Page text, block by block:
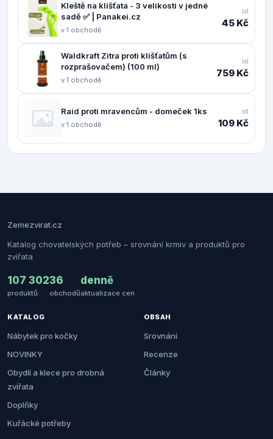
Kleště na klíšťata - 3 velikosti v jedné
sadě ✅ | Panakei.cz
v 1 obchodě
od
45 Kč
Waldkraft Zitra proti klíšťatům (s
rozprašovačem) (100 ml)
v 1 obchodě
od
759 Kč
Raid proti mravencům - domeček 1ks
v 1 obchodě
od
109 Kč
Zemezvirat.cz
Katalog chovatelských potřeb – srovnání krmiv a produktů pro
zvířata
107 302
produktů
36
obchodů
denně
aktualizace cen
KATALOG
Nábytek pro kočky
NOVINKY
Obydlí a klece pro drobná
zvířata
Doplňky
Kuřácké potřeby
OBSAH
Srovnání
Recenze
Články